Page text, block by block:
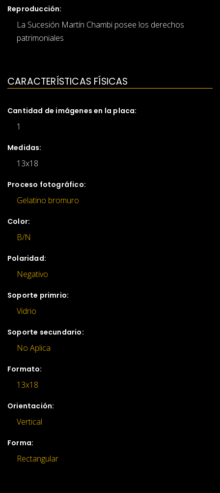
Reproducción:
La Sucesión Martín Chambi posee los derechos
patrimoniales
CARACTERÍSTICAS FÍSICAS
Cantidad de imágenes en la placa:
1
Medidas:
13x18
Proceso fotográfico:
Gelatino bromuro
Color:
B/N
Polaridad:
Negativo
Soporte primrio:
Vidrio
Soporte secundario:
No Aplica
Formato:
13x18
Orientación:
Vertical
Forma:
Rectangular